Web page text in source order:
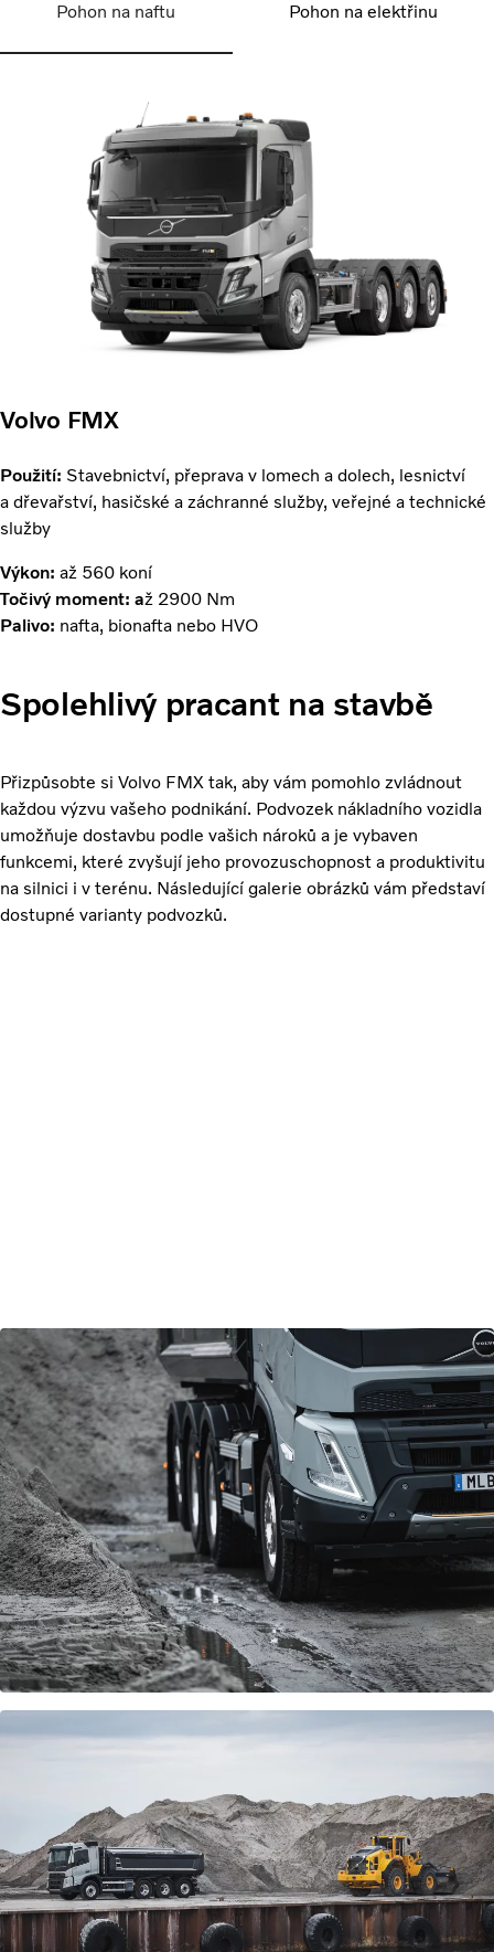
Pohon na naftu Pohon na elektřinu
Volvo FMX
Použití: Stavebnictví, přeprava v lomech a dolech, lesnictví
a dřevařství, hasičské a záchranné služby, veřejné a technické
služby
Výkon: až 560 koní
Točivý moment: až 2900 Nm
Palivo: nafta, bionafta nebo HVO
Spolehlivý pracant na stavbě
Přizpůsobte si Volvo FMX tak, aby vám pomohlo zvládnout
každou výzvu vašeho podnikání. Podvozek nákladního vozidla
umožňuje dostavbu podle vašich nároků a je vybaven
funkcemi, které zvyšují jeho provozuschopnost a produktivitu
na silnici i v terénu. Následující galerie obrázků vám představí
dostupné varianty podvozků.